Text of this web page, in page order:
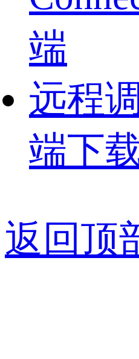
端
远程
端下
返回顶